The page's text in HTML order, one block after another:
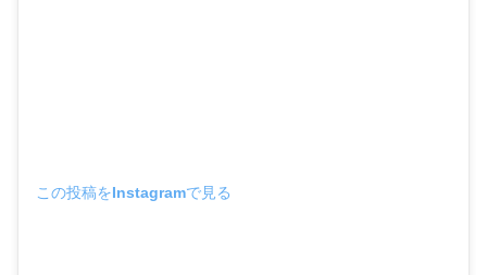
この投稿をInstagramで見る